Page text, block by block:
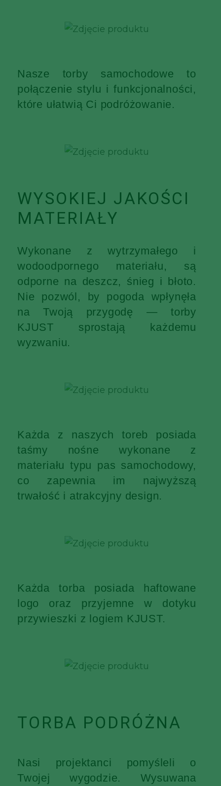
Nasze torby samochodowe to
połączenie stylu i funkcjonalności,
które ułatwią Ci podróżowanie.
WYSOKIEJ JAKOŚCI
MATERIAŁY
Wykonane z wytrzymałego i
wodoodpornego materiału, są
odporne na deszcz, śnieg i błoto.
Nie pozwól, by pogoda wpłynęła
na Twoją przygodę — torby
KJUST sprostają każdemu
wyzwaniu.
Każda z naszych toreb posiada
taśmy nośne wykonane z
materiału typu pas samochodowy,
co zapewnia im najwyższą
trwałość i atrakcyjny design.
Każda torba posiada haftowane
logo oraz przyjemne w dotyku
przywieszki z logiem KJUST.
TORBA PODRÓŻNA
Nasi projektanci pomyśleli o
Twojej wygodzie. Wysuwana